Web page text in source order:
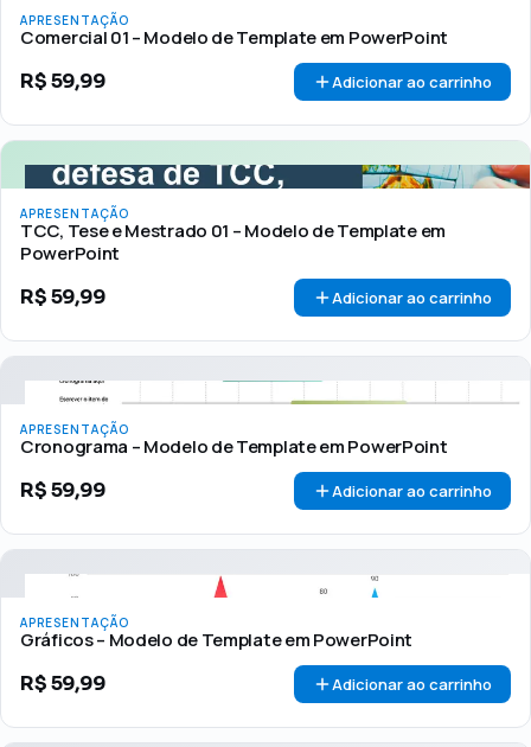
APRESENTAÇÃO
Comercial 01 – Modelo de Template em PowerPoint
R$59,99 Adicionar ao carrinho
APRESENTAÇÃO
TCC, Tese e Mestrado 01 – Modelo de Template em
PowerPoint
R$59,99 Adicionar ao carrinho
APRESENTAÇÃO
Cronograma – Modelo de Template em PowerPoint
R$59,99 Adicionar ao carrinho
APRESENTAÇÃO
Gráficos – Modelo de Template em PowerPoint
R$59,99 Adicionar ao carrinho